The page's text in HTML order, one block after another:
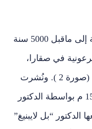
يمتد جذور علم الإنعكاس التاريخية إلى ماقبل 5000 سنة
في صقارا،
يعود تاريخها إلى 2330 قبل الميلاد (صورة 2 ). ونُشرت
أول دراسة في هذا العلم عام 1582 م بواسطة الدكتور
“بل لايبنيغ”